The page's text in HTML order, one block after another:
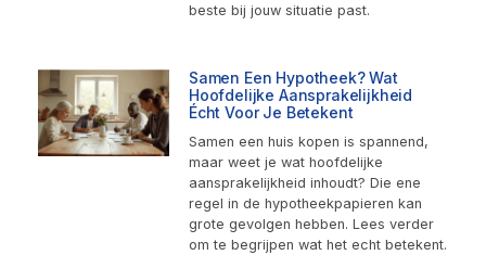
beste bij jouw situatie past.
Samen Een Hypotheek? Wat
Hoofdelijke Aansprakelijkheid
Écht Voor Je Betekent
Samen een huis kopen is spannend,
maar weet je wat hoofdelijke
aansprakelijkheid inhoudt? Die ene
regel in de hypotheekpapieren kan
grote gevolgen hebben. Lees verder
om te begrijpen wat het echt betekent.